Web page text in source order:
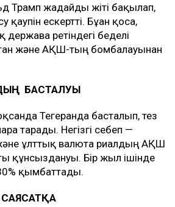
Трамп жағдайды жіті бақылап,
қаупін ескертті. Бұған қоса,
ретіндегі беделі
және АҚШ-тың бомбалауынан
БАСТАЛУЫ
Тегеранда басталып, тез
тарады. Негізгі себеп —
және ұлттық валюта риалдың АҚШ
құнсыздануы. Бір жыл ішінде
қымбаттады.